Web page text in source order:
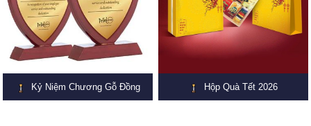
Kỷ Niệm Chương Gỗ Đồng Hộp Quà Tết 2026